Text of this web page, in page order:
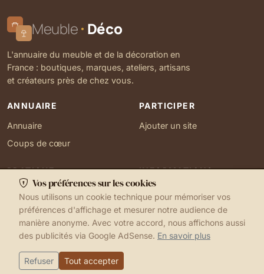
Meuble Déco
L'annuaire du meuble et de la décoration en
France : boutiques, marques, ateliers, artisans
et créateurs près de chez vous.
ANNUAIRE
Annuaire
Coups de cœur
PARTICIPER
Ajouter un site
PRATIQUE
Ma localisation
Gérer mes cookies
INFORMATIONS
Contact
1999-2026 © Meuble Déco Mentions légales
Vos préférences sur les cookies
Nous utilisons un cookie technique pour mémoriser vos
préférences d'affichage et mesurer notre audience de
manière anonyme. Avec votre accord, nous affichons aussi
des publicités via Google AdSense. En savoir plus
Refuser Tout accepter